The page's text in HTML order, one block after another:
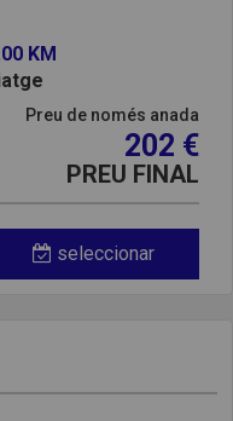
KM
Preu de només anada
202 €
PREU FINAL
seleccionar